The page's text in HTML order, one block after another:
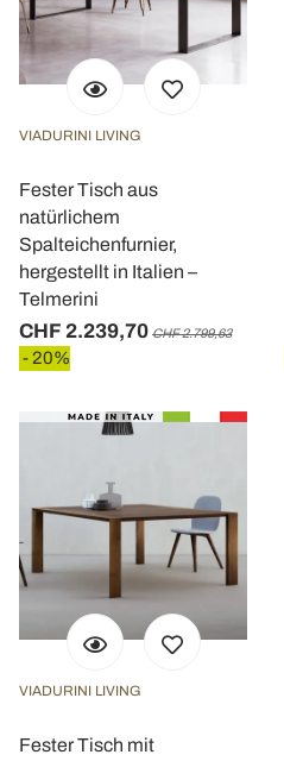
VIADURINI LIVING
Fester Tisch aus
natürlichem
Spalteichenfurnier,
hergestellt in Italien –
Telmerini
CHF 2.239,70 CHF 2.799,63
- 20%
VIADURINI LIVING
Fester Tisch mit